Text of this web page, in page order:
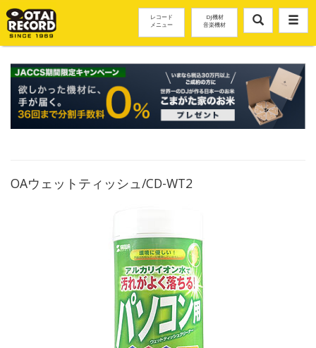
レコード
メニュー
DJ機材
音楽機材
OAウェットティッシュ/CD-WT2